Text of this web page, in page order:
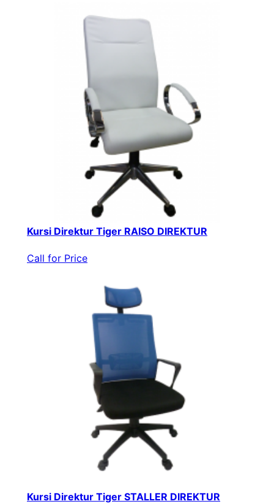
Kursi Direktur Tiger RAISO DIREKTUR
Call for Price
Kursi Direktur Tiger STALLER DIREKTUR